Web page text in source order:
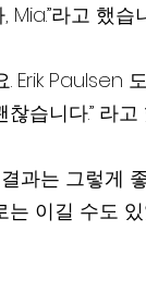
라고 했습
습니다.” 라고
과는 그렇게
이길 수도